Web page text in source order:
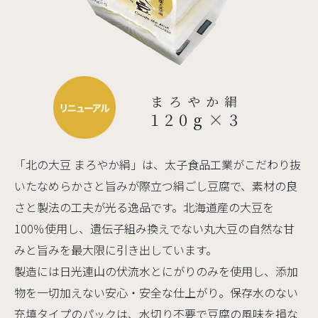
まろやか絹
120g×3
「北の大豆 まろやか絹」は、太子食品工業がこだわり抜
いたなめらかさと旨みが際立つ絹ごし豆腐で、素材の良
さと製法の工夫が光る逸品です。北海道産の大豆を
100％使用し、遺伝子組み換えでない丸大豆の自然な甘
みと旨みを最大限に引き出しています。
製造には日光連山の伏流水とにがりのみを使用し、添加
物を一切加えない安心・安全な仕上がり。保存水のない
充填タイプのパックは、水切り不要で豆腐の風味を損な